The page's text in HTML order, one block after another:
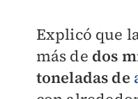
Explicó que
más de dos
toneladas de